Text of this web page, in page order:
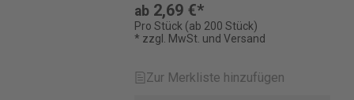
ab 2,69 €*
Pro Stück (ab 200 Stück)
* zzgl. MwSt. und Versand
Zur Merkliste hinzufügen